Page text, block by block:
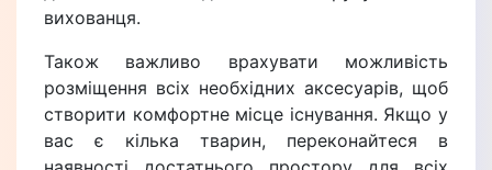
вихованця.
Також важливо врахувати можливість
розміщення всіх необхідних аксесуарів, щоб
створити комфортне місце існування. Якщо у
вас є кілька тварин, переконайтеся в